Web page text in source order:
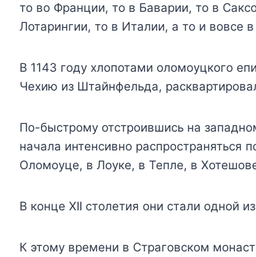
то во Франции, то в Баварии, то в
Лотарингии, то в Италии, а то и вовсе
В 1143 году хлопотами оломоуцкого
Чехию из Штайнфельда,
По-быстрому отстроившись на
начала интенсивно
Оломоуце, в Лоуке, в Тепле, в
В конце XII столетия они стали одной
К этому времени в Страговском